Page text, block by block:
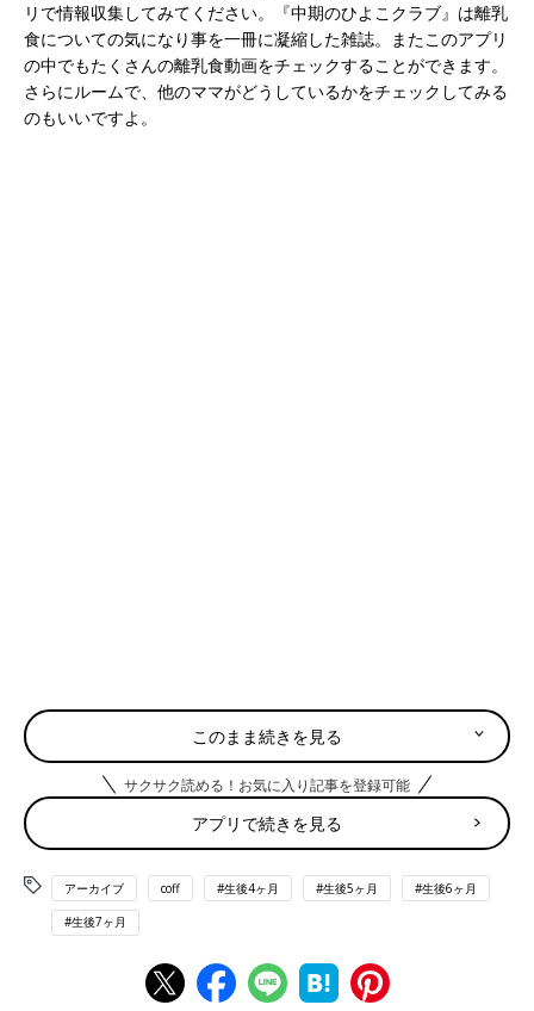
リで情報収集してみてください。『中期のひよこクラブ』は離乳
食についての気になり事を一冊に凝縮した雑誌。またこのアプリ
の中でもたくさんの離乳食動画をチェックすることができます。
さらにルームで、他のママがどうしているかをチェックしてみる
のもいいですよ。
このまま続きを見る
サクサク読める！お気に入り記事を登録可能
アプリで続きを見る
アーカイブ coff #生後4ヶ月 #生後5ヶ月 #生後6ヶ月
#生後7ヶ月